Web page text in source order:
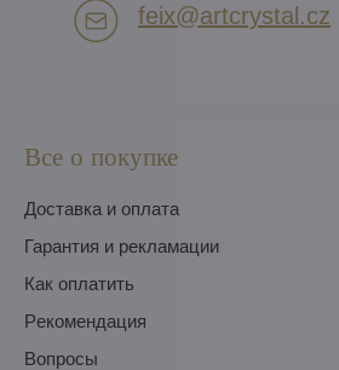
Все о покупке
Доставка и оплата
Гарантия и рекламации
Как оплатить
Pекомендация
Вопросы
feix​@artcrystal​.cz